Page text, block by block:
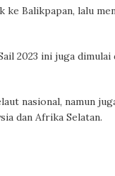
Balikpapan, lalu
2023 ini juga
nasional, namun
dan Afrika Selatan.